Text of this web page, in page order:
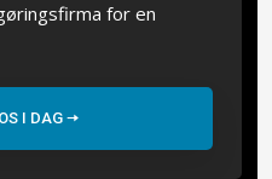
for en
I DAG ​🠦​